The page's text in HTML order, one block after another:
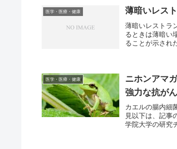
医学・医療・健康 薄暗いレス
薄暗いレストラ
るときは薄暗い
ることが示され
医学・医療・健康
ニホンアマ
強力な抗が
カエルの腸内細
見以下は、記事
学院大学の研究